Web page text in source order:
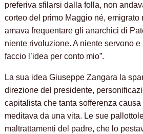
preferiva sfilarsi dalla folla, non
corteo del primo Maggio né, emigrato
amava frequentare gli anarchici di
niente rivoluzione. A niente servono
faccio l’idea per conto mio”.
La sua idea Giuseppe Zangara la
direzione del presidente,
capitalista che tanta sofferenza
meditava da una vita. Le sue
maltrattamenti del padre, che lo